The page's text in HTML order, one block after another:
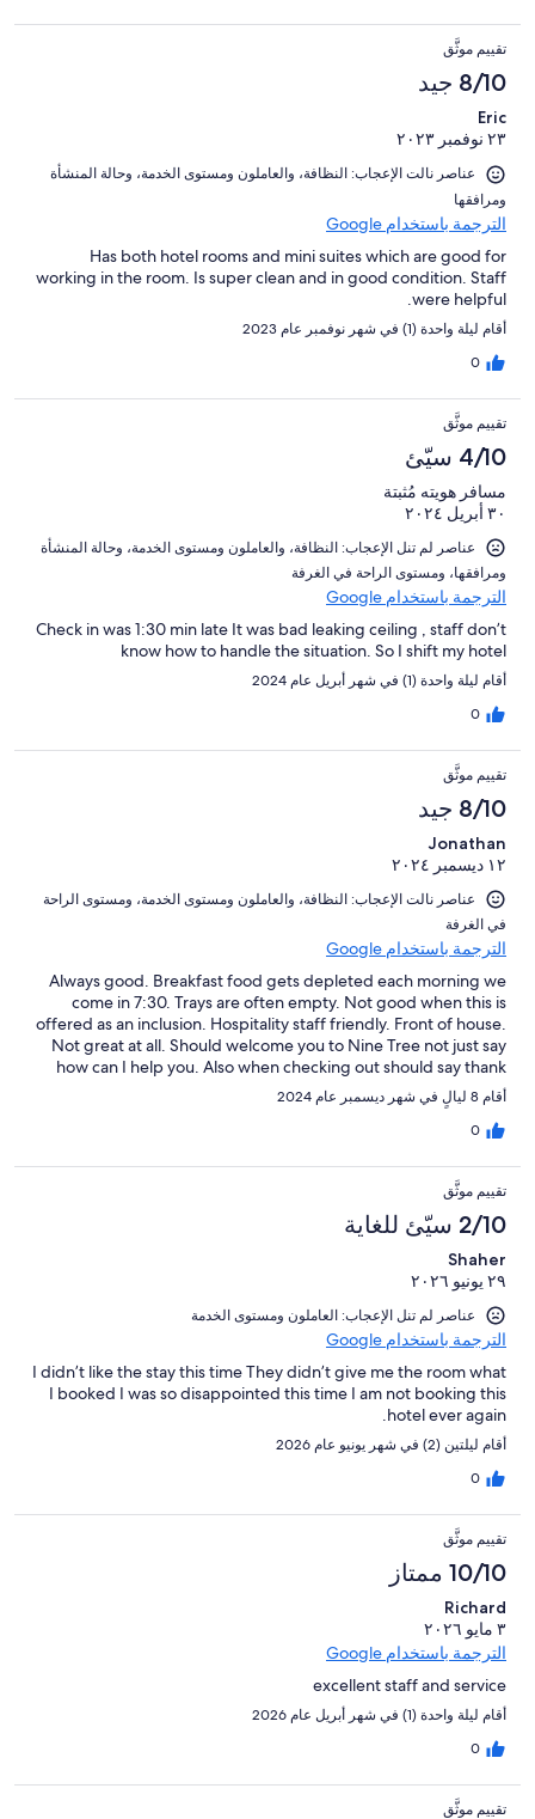
تقييم موثَّق
8/10 جيد
Eric
٢٣ نوفمبر ٢٠٢٣
عناصر نالت الإعجاب: ⁦النظافة⁩، و⁦العاملون ومستوى الخدمة⁩، و⁦حالة المنشأة
ومرافقها⁩
الترجمة باستخدام Google
Has both hotel rooms and mini suites which are good for
working in the room. Is super clean and in good condition. Staff
were helpful.
أقام ليلة واحدة (1) في شهر نوفمبر عام 2023
0
تقييم موثَّق
4/10 سيّئ
مسافر هويته مُثبتة
٣٠ أبريل ٢٠٢٤
عناصر لم تنل الإعجاب: ⁦النظافة⁩، و⁦العاملون ومستوى الخدمة⁩، و⁦حالة المنشأة
ومرافقها⁩، و⁦مستوى الراحة في الغرفة⁩
الترجمة باستخدام Google
Check in was 1:30 min late It was bad leaking ceiling , staff don’t
know how to handle the situation. So I shift my hotel
أقام ليلة واحدة (1) في شهر أبريل عام 2024
0
تقييم موثَّق
8/10 جيد
Jonathan
١٢ ديسمبر ٢٠٢٤
عناصر نالت الإعجاب: ⁦النظافة⁩، و⁦العاملون ومستوى الخدمة⁩، و⁦مستوى الراحة
في الغرفة⁩
الترجمة باستخدام Google
Always good. Breakfast food gets depleted each morning we
come in 7:30. Trays are often empty. Not good when this is
offered as an inclusion. Hospitality staff friendly. Front of house.
Not great at all. Should welcome you to Nine Tree not just say
how can I help you. Also when checking out should say thank
you for staying at Nine tree and love to see you next time and
have safe travels. They look depressed actually. They are out
first and last impressions. This is quite a big issue but would help
have stayed there. Laundry people great service also the
hospitality team great. But from if house needs a lit of work in
my opinion.
أقام 8 ليالٍ في شهر ديسمبر عام 2024
0
تقييم موثَّق
2/10 سيّئ للغاية
Shaher
٢٩ يونيو ٢٠٢٦
عناصر لم تنل الإعجاب: العاملون ومستوى الخدمة
الترجمة باستخدام Google
I didn’t like the stay this time They didn’t give me the room what
I booked I was so disappointed this time I am not booking this
hotel ever again.
أقام ليلتين (2) في شهر يونيو عام 2026
0
تقييم موثَّق
10/10 ممتاز
Richard
٣ مايو ٢٠٢٦
الترجمة باستخدام Google
excellent staff and service
أقام ليلة واحدة (1) في شهر أبريل عام 2026
0
تقييم موثَّق